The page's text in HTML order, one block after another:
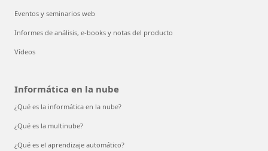
Eventos y seminarios web
Informes de análisis, e-books y notas del producto
Vídeos
Informática en la nube
¿Qué es la informática en la nube?
¿Qué es la multinube?
¿Qué es el aprendizaje automático?